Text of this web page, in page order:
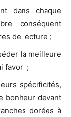
dans chaque
conséquent
de lecture ;
la meilleure
favori ;
spécificités,
bonheur devant
dorées à